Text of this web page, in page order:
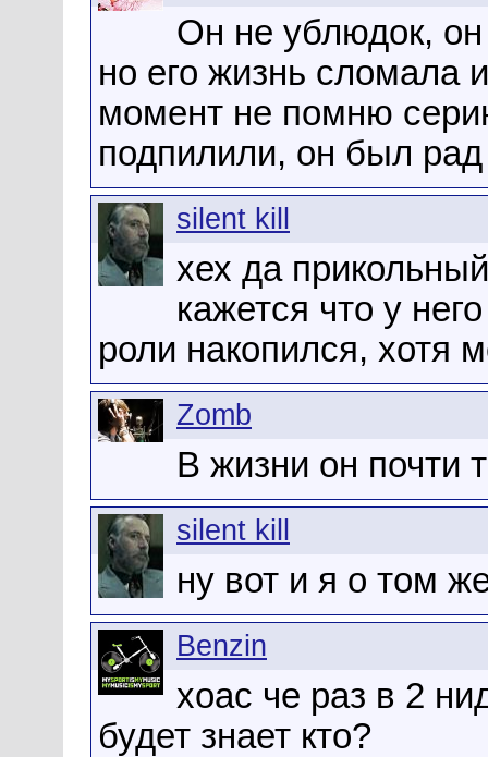
Он не ублюдок,
но его жизнь сломала
момент не помню
подпилили, он был
silent kill
хех да
кажется что у
роли накопился, хотя
Zomb
В жизни он почти
silent kill
ну вот и я о том
Benzin
хоас че раз в 2
будет знает кто?